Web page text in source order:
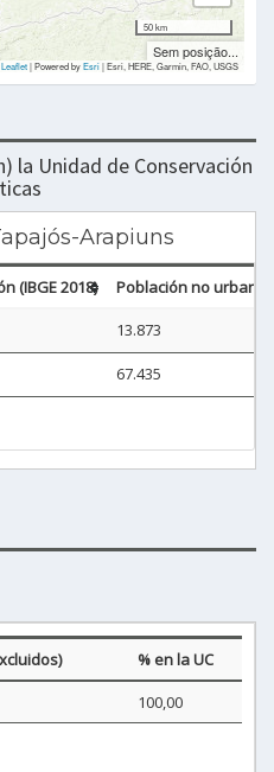
50 km
Sem posição...
Leaflet| Powered byEsri|Esri, HERE, Garmin, FAO, USGS
la Unidad de Conservación
Arapiuns
(IBGE 2018)
Población no urbana
13.873
67.435
% en la UC
100,00